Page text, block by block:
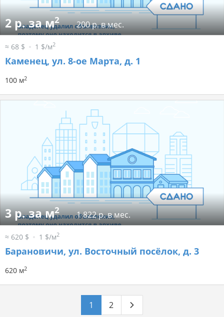
2 р. за м2 200 р. в мес.
≈ 68 $ 1 $/м2
Каменец, ул. 8-ое Марта, д. 1
100 м2
3 р. за м2 1 822 р. в мес.
≈ 620 $ 1 $/м2
Барановичи, ул. Восточный посёлок, д. 3
620 м2
1 2